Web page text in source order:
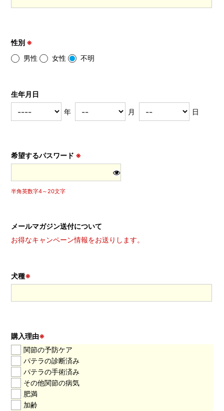
性別 ※
男性
女性 不明
生年月日
年 月 日
希望するパスワード ※
半角英数字4～20文字
メールマガジン送付について
お得なキャンペーン情報をお送りします。
犬種※
購入理由※
関節の予防ケア
パテラの診断済み
パテラの手術済み
その他関節の病気
肥満
加齢